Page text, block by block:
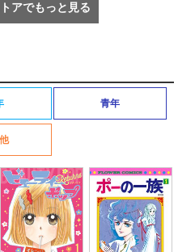
アでもっと見る
青年